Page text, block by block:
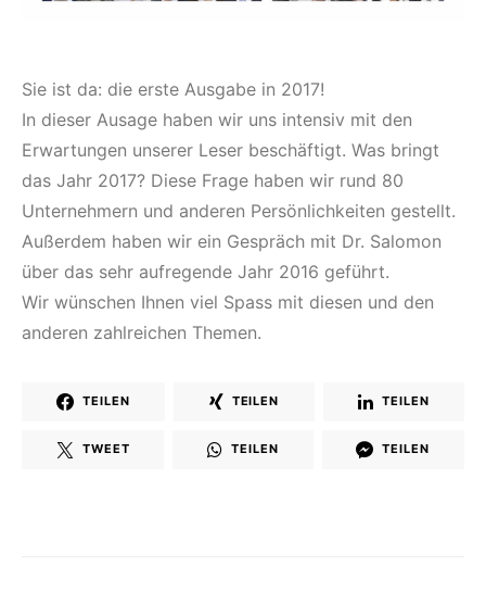
Sie ist da: die erste Ausgabe in 2017!
In dieser Ausage haben wir uns intensiv mit den
Erwartungen unserer Leser beschäftigt. Was bringt
das Jahr 2017? Diese Frage haben wir rund 80
Unternehmern und anderen Persönlichkeiten gestellt.
Außerdem haben wir ein Gespräch mit Dr. Salomon
über das sehr aufregende Jahr 2016 geführt.
Wir wünschen Ihnen viel Spass mit diesen und den
anderen zahlreichen Themen.
TEILEN TEILEN TEILEN
TWEET TEILEN TEILEN